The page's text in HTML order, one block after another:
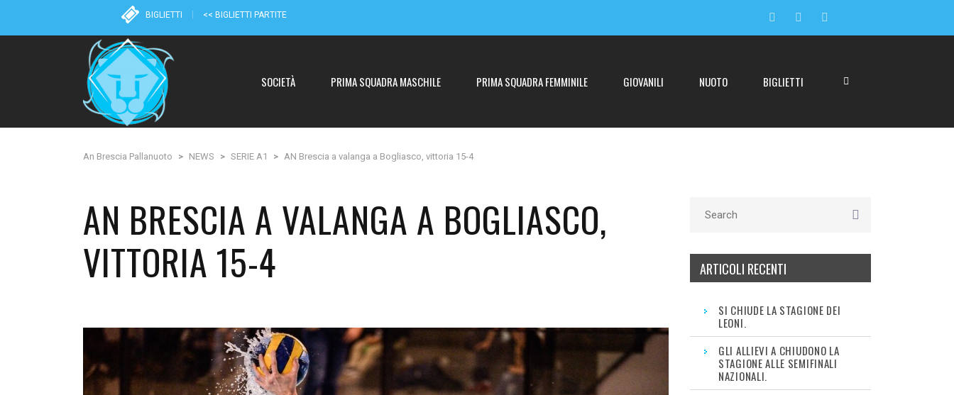
BIGLIETTI << BIGLIETTI PARTITE
SOCIETÀ PRIMA SQUADRA MASCHILE PRIMA SQUADRA FEMMINILE GIOVANILI NUOTO BIGLIETTI
An Brescia Pallanuoto > NEWS > SERIE A1 > AN Brescia a valanga a Bogliasco, vittoria 15-4
AN BRESCIA A VALANGA A BOGLIASCO,
VITTORIA 15-4
ARTICOLI RECENTI
SI CHIUDE LA STAGIONE DEI
LEONI.
GLI ALLIEVI A CHIUDONO LA
STAGIONE ALLE SEMIFINALI
NAZIONALI.